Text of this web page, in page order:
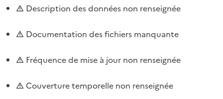
Description des données non renseignée
Documentation des fichiers manquante
Fréquence de mise à jour non renseignée
Couverture temporelle non renseignée